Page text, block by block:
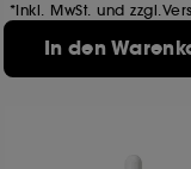
*Inkl. MwSt. und
In den